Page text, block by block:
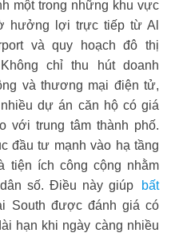
một trong những khu vực
hưởng lợi trực tiếp từ Al
và quy hoạch đô thị
chỉ thu hút doanh
và thương mại điện tử,
dự án căn hộ có giá
với trung tâm thành phố.
đầu tư mạnh vào hạ tầng
tiện ích công cộng nhằm
số. Điều này giúp
bất
South được đánh giá có
hạn khi ngày càng nhiều